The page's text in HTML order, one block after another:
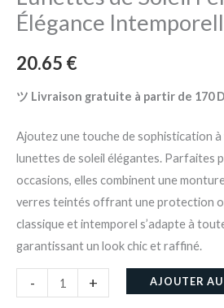
Élégance
20.65 €
ツ Livraison gratuite à partir de 170
Ajoutez une touche de sophistication
lunettes de soleil élégantes. Parfaites
occasions, elles combinent une
verres teintés offrant une protection
classique et intemporel s’adapte à
garantissant un look chic et raffiné.
-
Intemporelle
+ AJOUTER